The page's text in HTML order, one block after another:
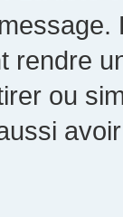
rendre
ou